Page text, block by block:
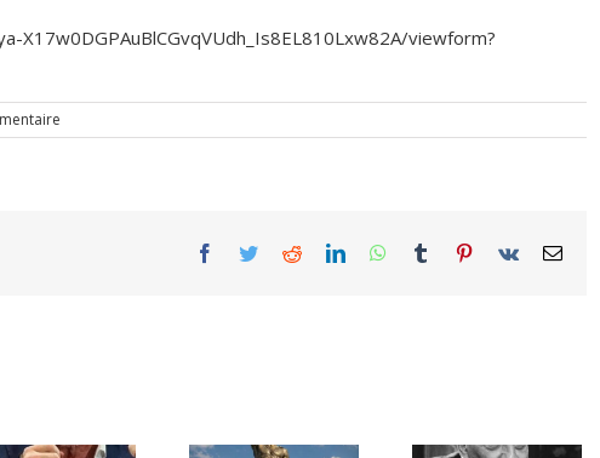
viewform?
Facebook
TwitterRedditLinkedInWhatsApp
Tumblr Pinterest
Vk Email